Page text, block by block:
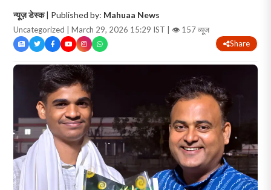
न्यूज़ डेस्क| Published by: Mahuaa News
Uncategorized | March 29, 2026 15:29 IST | 👁 157 व्यूज
Share